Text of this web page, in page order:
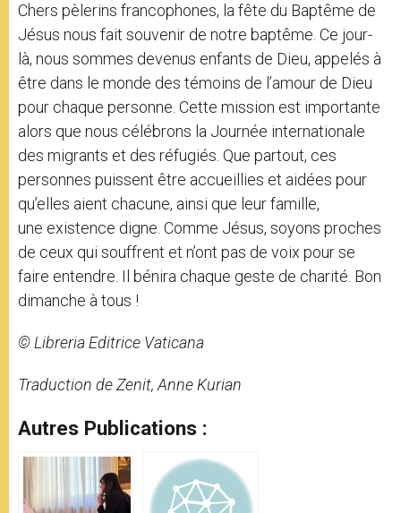
Chers pèlerins francophones, la fête du Baptême de
Jésus nous fait souvenir de notre baptême. Ce jour-
là, nous sommes devenus enfants de Dieu, appelés à
être dans le monde des témoins de l’amour de Dieu
pour chaque personne. Cette mission est importante
alors que nous célébrons la Journée internationale
des migrants et des réfugiés. Que partout, ces
personnes puissent être accueillies et aidées pour
qu’elles aient chacune, ainsi que leur famille,
une existence digne. Comme Jésus, soyons proches
de ceux qui souffrent et n’ont pas de voix pour se
faire entendre. Il bénira chaque geste de charité. Bon
dimanche à tous !
© Libreria Editrice Vaticana
Traduction de Zenit, Anne Kurian
Autres Publications :